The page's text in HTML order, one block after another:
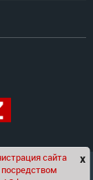
Чат x
сайта